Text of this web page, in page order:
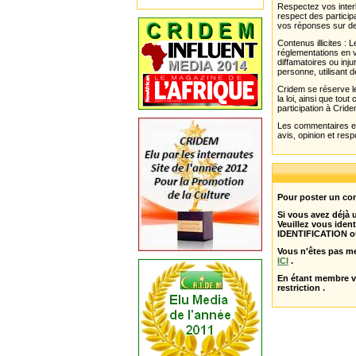
Respectez vos
respect des
vos réponses sur
Contenus illicites :
réglementations en
diffamatoires ou
personne, utilisant
Cridem se réserve
la loi, ainsi que tout
participation à
Les commentaires
avis, opinion et
Pour poster un
Si vous avez déjà
Veuillez vous
IDENTIFICATION
Vous n'êtes pas
ICI .
En étant membre
restriction .